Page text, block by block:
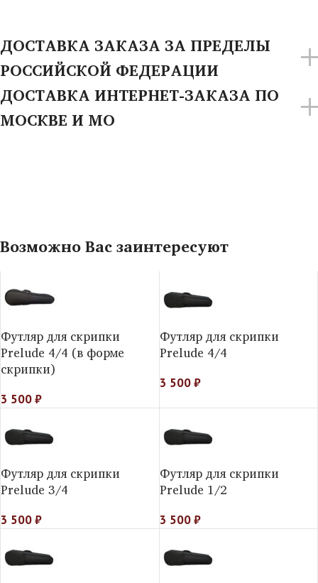
ДОСТАВКА ЗАКАЗА ЗА ПРЕДЕЛЫ
РОССИЙСКОЙ ФЕДЕРАЦИИ
ДОСТАВКА ИНТЕРНЕТ-ЗАКАЗА ПО
МОСКВЕ И МО
Возможно Вас заинтересуют
Футляр для скрипки
Prelude 4/4 (в форме
скрипки)
3 500₽
Футляр для скрипки
Prelude 4/4
3 500₽
Футляр для скрипки
Prelude 3/4
3 500₽
Футляр для скрипки
Prelude 1/2
3 500₽